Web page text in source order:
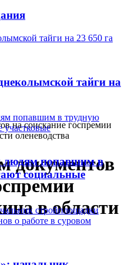
на соискание госпремии
оленеводства
документов
в области
тайги на
людям попавшим в
социальные